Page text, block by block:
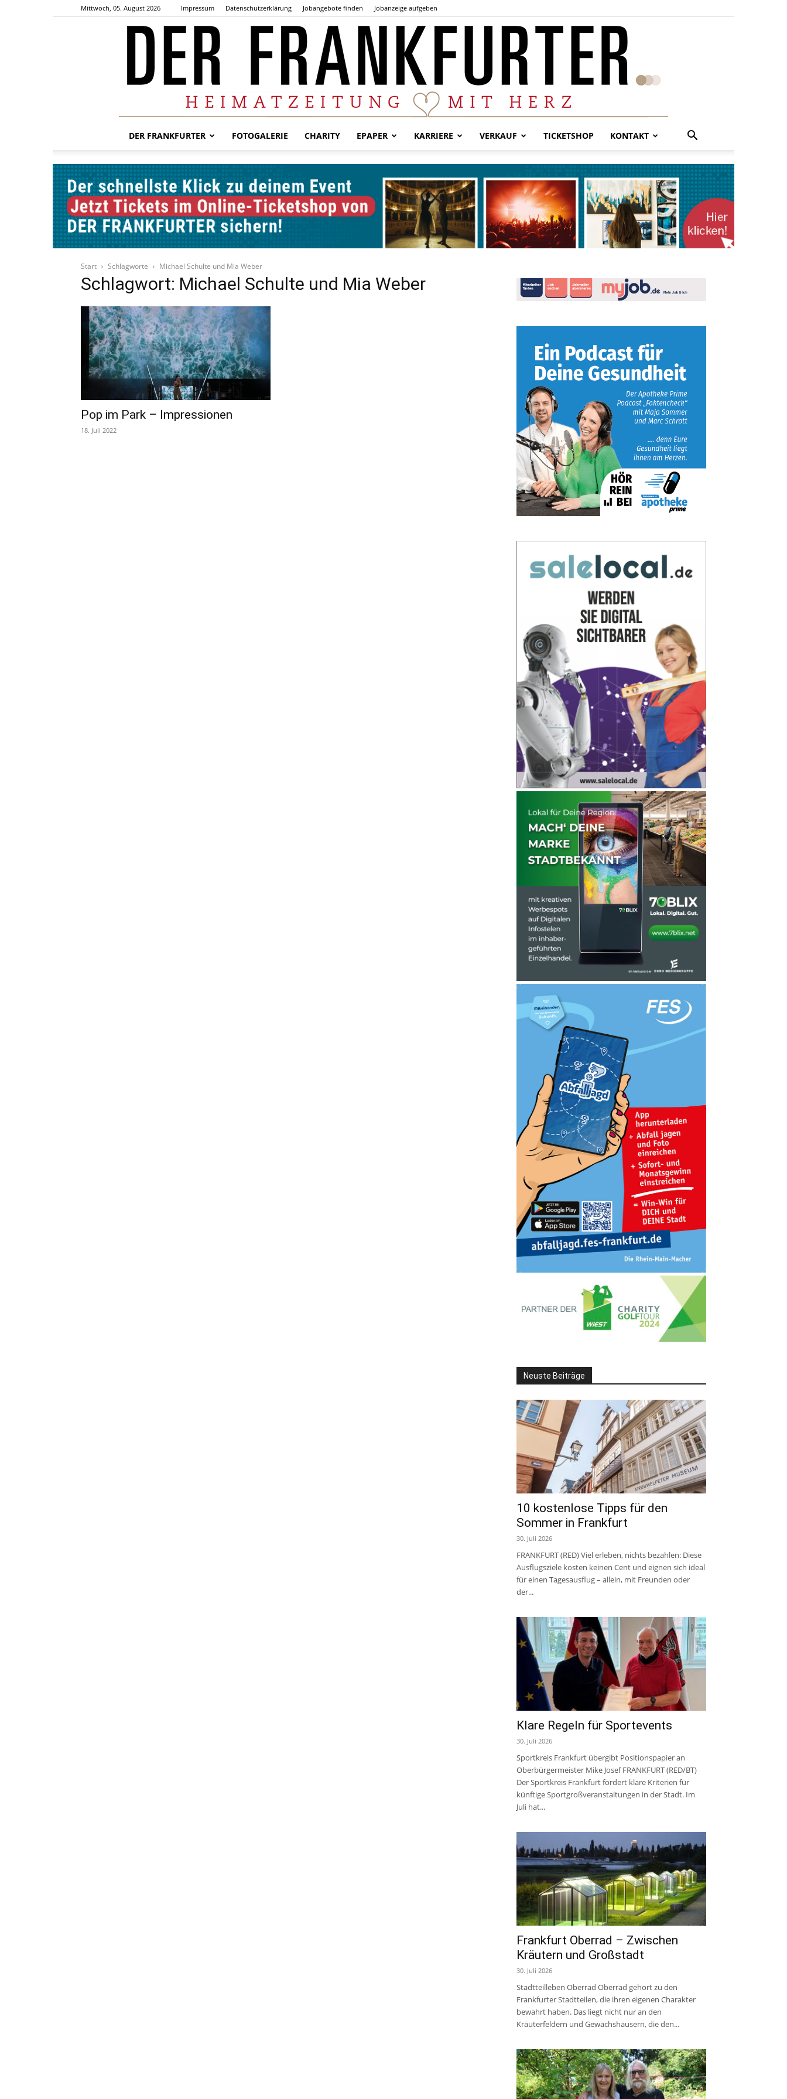
Mittwoch, 05. August 2026 Impressum Datenschutzerklärung Jobangebote finden Jobanzeige aufgeben
Frankfurter
DER FRANKFURTER FOTOGALERIE CHARITY EPAPER KARRIERE VERKAUF TICKETSHOP KONTAKT
Start Schlagworte Michael Schulte und Mia Weber
Schlagwort: Michael Schulte und Mia Weber
Pop im Park – Impressionen
18. Juli 2022
Neuste Beiträge
10 kostenlose Tipps für den
Sommer in Frankfurt
30. Juli 2026
FRANKFURT (RED) Viel erleben, nichts bezahlen: Diese
Ausflugsziele kosten keinen Cent und eignen sich ideal
für einen Tagesausflug – allein, mit Freunden oder
der...
Klare Regeln für Sportevents
30. Juli 2026
Sportkreis Frankfurt übergibt Positionspapier an
Oberbürgermeister Mike Josef FRANKFURT (RED/BT)
Der Sportkreis Frankfurt fordert klare Kriterien für
künftige Sportgroßveranstaltungen in der Stadt. Im
Juli hat...
Frankfurt Oberrad – Zwischen
Kräutern und Großstadt
30. Juli 2026
Stadtteilleben Oberrad Oberrad gehört zu den
Frankfurter Stadtteilen, die ihren eigenen Charakter
bewahrt haben. Das liegt nicht nur an den
Kräuterfeldern und Gewächshäusern, die den...